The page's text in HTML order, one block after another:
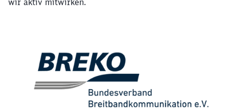
wir aktiv mitwirken.
werden?
Abbrechen